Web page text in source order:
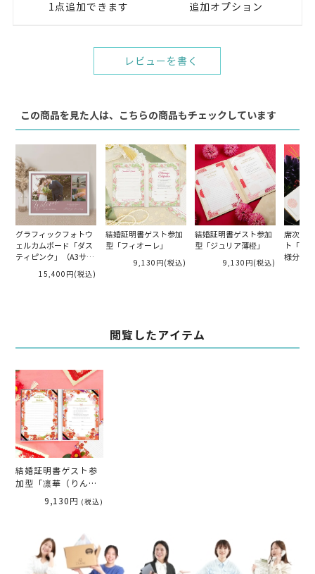
1点追加できます 追加オプション
レビューを書く
この商品を見た人は、こちらの商品もチェックしています
グラフィックフォトウ
ェルカムボード「ダス
ティピンク」（A3サイ
15,400円(税込)
結婚証明書ゲスト参加
型「フィオーレ」
9,130円(税込)
結婚証明書ゲスト参加
型「ジュリア薄橙」
9,130円(税込)
席次表
ト「ジ
様分）
閲覧したアイテム
結婚証明書ゲスト参
加型「凛華（りん
9,130円 (税込)